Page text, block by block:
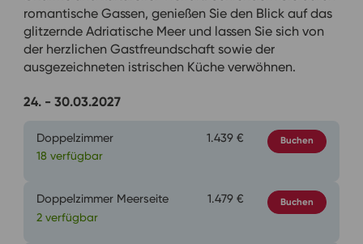
romantische Gassen, genießen Sie den Blick auf das
glitzernde Adriatische Meer und lassen Sie sich von
der herzlichen Gastfreundschaft sowie der
ausgezeichneten istrischen Küche verwöhnen.
24. - 30.03.2027
Doppelzimmer
18 verfügbar
1.439 € Buchen
Doppelzimmer Meerseite
2 verfügbar
1.479 € Buchen